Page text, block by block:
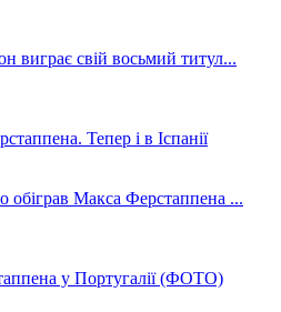
Тепер і в Іспанії
у Португалії (ФОТО)